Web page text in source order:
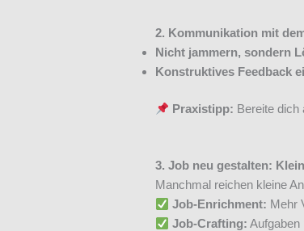
2. Kommunikation mit
Nicht jammern, sondern
Konstruktives Feedback
Praxistipp: Bereite dich
3. Job neu gestalten:
Manchmal reichen kleine
Job-Enrichment: Mehr
Job-Crafting: Aufgaben